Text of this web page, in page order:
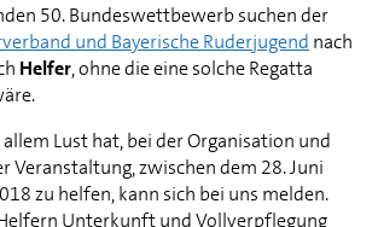
50. Bundeswettbewerb suchen der
und Bayerische Ruderjugend nach
Helfer, ohne die eine solche Regatta
Lust hat, bei der Organisation und
Veranstaltung, zwischen dem 28. Juni
zu helfen, kann sich bei uns melden.
Unterkunft und Vollverpflegung